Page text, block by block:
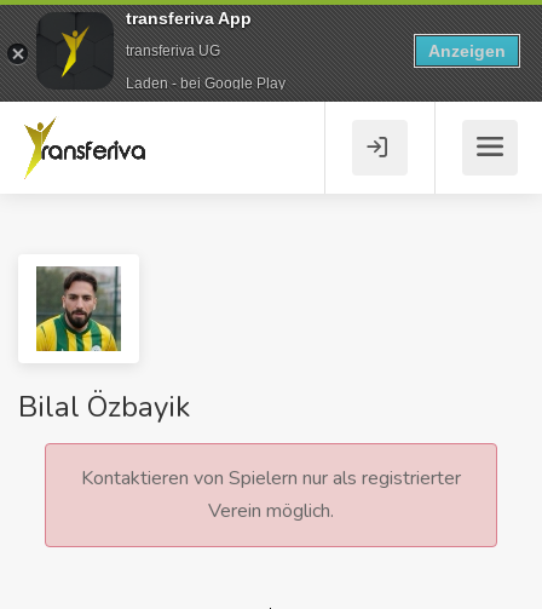
Bilal Özbayik
Kontaktieren von Spielern nur als registrierter
Verein möglich.
transferiva App
transferiva UG
Laden - bei Google Play
Anzeigen